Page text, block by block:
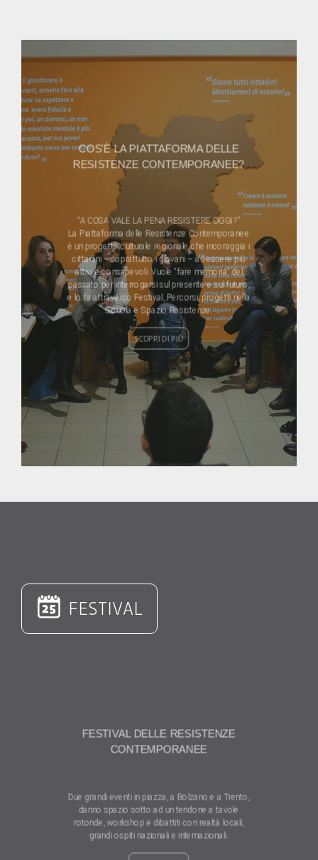
COS'È LA PIATTAFORMA DELLE
RESISTENZE CONTEMPORANEE?
“A COSA VALE LA PENA RESISTERE OGGI?”
La Piattaforma delle Resistenze Contemporanee
è un progetto culturale regionale che incoraggia i
cittadini – soprattutto i giovani – ad essere più
attivi e consapevoli. Vuole “fare memoria” del
passato per interrogarsi sul presente e sul futuro,
e lo fa attraverso Festival, Percorsi, progetti nella
Scuola e Spazio Resistenze.
SCOPRI DI PIÙ
FESTIVAL
FESTIVAL DELLE RESISTENZE
CONTEMPORANEE
Due grandi eventi in piazza, a Bolzano e a Trento,
danno spazio sotto ad un tendone a tavole
rotonde, workshop e dibattiti con realtà locali,
grandi ospiti nazionali e internazionali.